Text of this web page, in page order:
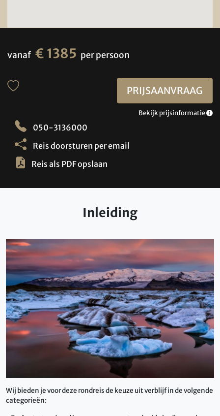
vanaf € 1385 per persoon
PRIJSAANVRAAG
Bekijk prijsinformatie
050-3136000
Reis doorsturen per email
Reis als PDF opslaan
Inleiding
Wij bieden je voor deze rondreis de keuze uit verblijf in de volgende
categorieën: